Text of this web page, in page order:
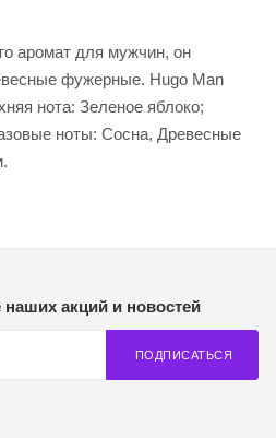
аромат для мужчин, он
фужерные. Hugo Man
нота: Зеленое яблоко;
ноты: Сосна, Древесные
наших акций и новостей
ПОДПИСАТЬСЯ